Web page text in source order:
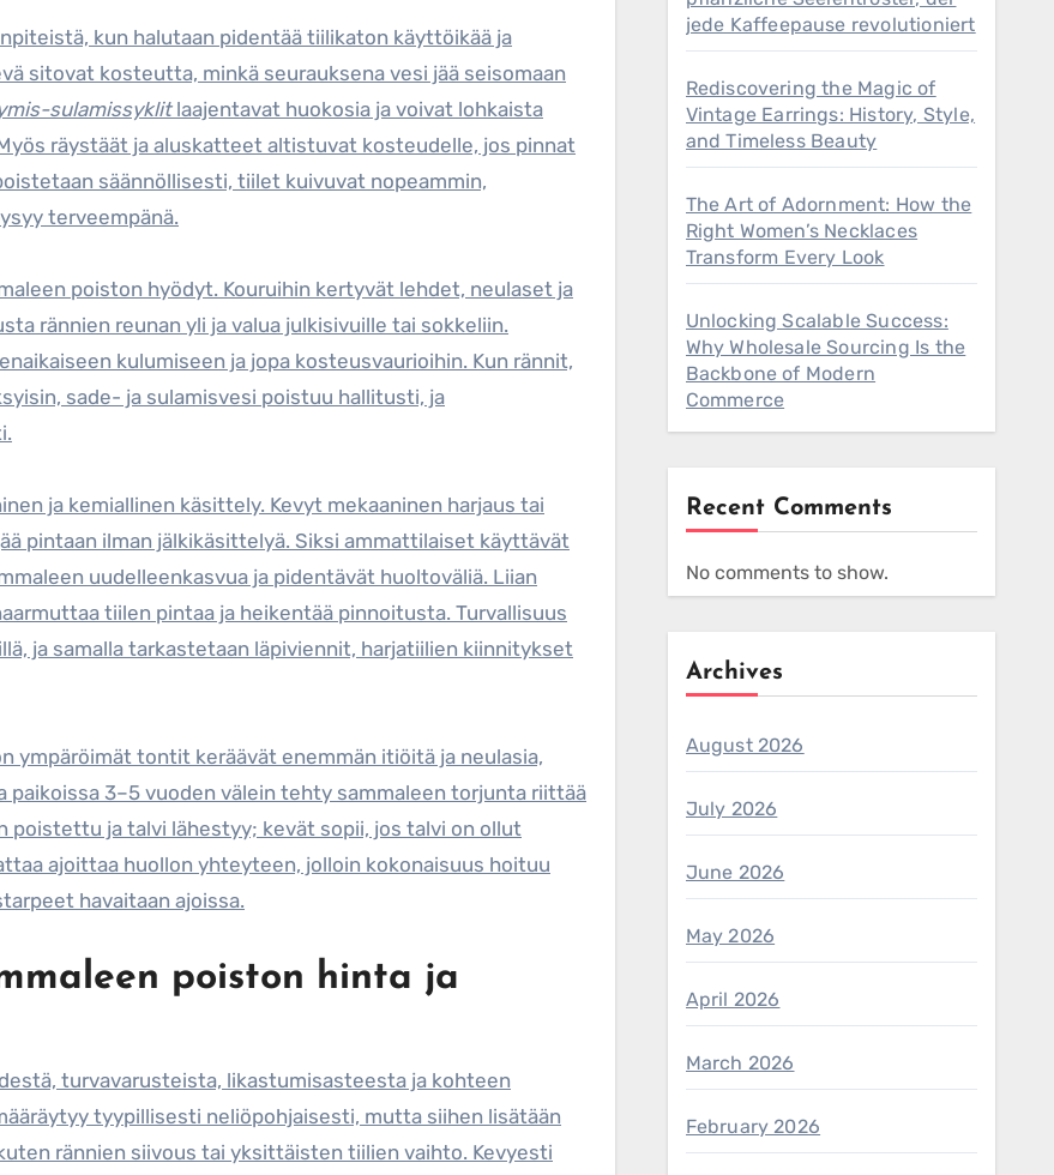
kun halutaan pidentää tiilikaton käyttöikää ja
sitovat kosteutta, minkä seurauksena vesi jää seisomaan
sulamissyklitlaajentavat huokosia ja voivat lohkaista
räystäät ja aluskatteet altistuvat kosteudelle, jos pinnat
säännöllisesti, tiilet kuivuvat nopeammin,
terveempänä.
poiston hyödyt. Kouruihin kertyvät lehdet, neulaset ja
rännien reunan yli ja valua julkisivuille tai sokkeliin.
kulumiseen ja jopa kosteusvaurioihin. Kun rännit,
sade- ja sulamisvesi poistuu hallitusti, ja
ja kemiallinen käsittely. Kevyt mekaaninen harjaus tai
pintaan ilman jälkikäsittelyä. Siksi ammattilaiset käyttävät
uudelleenkasvua ja pidentävät huoltoväliä. Liian
tiilen pintaa ja heikentää pinnoitusta. Turvallisuus
ja samalla tarkastetaan läpiviennit, harjatiilien kiinnitykset
ympäröimät tontit keräävät enemmän itiöitä ja neulasia,
paikoissa 3–5 vuoden välein tehty sammaleen torjunta riittää
poistettu ja talvi lähestyy; kevät sopii, jos talvi on ollut
ajoittaa huollon yhteyteen, jolloin kokonaisuus hoituu
havaitaan ajoissa.
poiston hinta ja
turvavarusteista, likastumisasteesta ja kohteen
tyypillisesti neliöpohjaisesti, mutta siihen lisätään
rännien siivous tai yksittäisten tiilien vaihto. Kevyesti
jede Kaffeepause revolutioniert
Rediscovering the Magic of
Vintage Earrings: History, Style,
and Timeless Beauty
The Art of Adornment: How the
Right Women’s Necklaces
Transform Every Look
Unlocking Scalable Success:
Why Wholesale Sourcing Is the
Backbone of Modern
Commerce
Recent Comments
No comments to show.
Archives
August 2026
July 2026
June 2026
May 2026
April 2026
March 2026
February 2026